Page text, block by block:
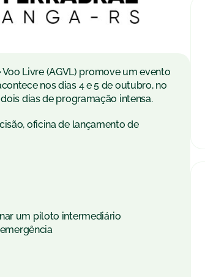
Livre (AGVL) promove um evento
nos dias 4 e 5 de outubro, no
dias de programação intensa.
oficina de lançamento de
um piloto intermediário